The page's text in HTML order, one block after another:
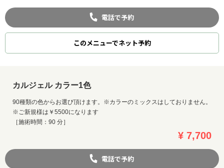
電話で予約
このメニューでネット予約
カルジェル カラー1色
90種類の色からお選び頂けます。※カラーのミックスはしておりません。
※ご新規様は￥5500になります
［施術時間：90 分］
¥ 7,700
電話で予約